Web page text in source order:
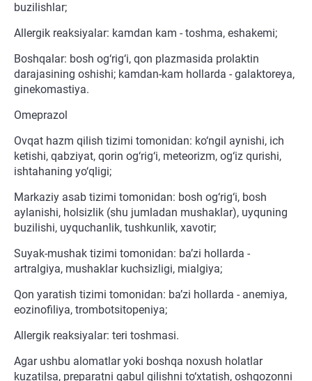
buzilishlar;
Allergik reaksiyalar: kamdan kam - toshma, eshakemi;
Boshqalar: bosh og‘rig‘i, qon plazmasida prolaktin
darajasining oshishi; kamdan-kam hollarda - galaktoreya,
ginekomastiya.
Omeprazol
Ovqat hazm qilish tizimi tomonidan: ko‘ngil aynishi, ich
ketishi, qabziyat, qorin og‘rig‘i, meteorizm, og‘iz qurishi,
ishtahaning yo‘qligi;
Markaziy asab tizimi tomonidan: bosh og‘rig‘i, bosh
aylanishi, holsizlik (shu jumladan mushaklar), uyquning
buzilishi, uyquchanlik, tushkunlik, xavotir;
Suyak-mushak tizimi tomonidan: ba’zi hollarda -
artralgiya, mushaklar kuchsizligi, mialgiya;
Qon yaratish tizimi tomonidan: ba’zi hollarda - anemiya,
eozinofiliya, trombotsitopeniya;
Allergik reaksiyalar: teri toshmasi.
Agar ushbu alomatlar yoki boshqa noxush holatlar
kuzatilsa, preparatni qabul qilishni to‘xtatish, oshqozonni